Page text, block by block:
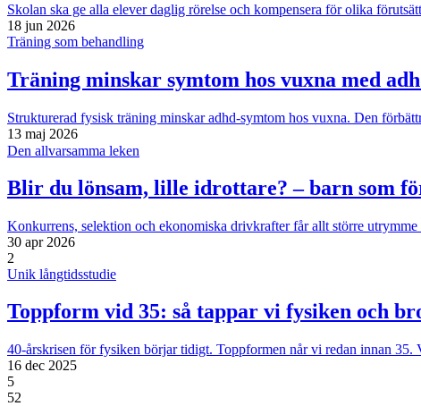
Skolan ska ge alla elever daglig rörelse och kompensera för olika
18 jun 2026
Träning som behandling
Träning minskar symtom hos vuxna med
Strukturerad fysisk träning minskar adhd-symtom hos vuxna. Den
13 maj 2026
Den allvarsamma leken
Blir du lönsam, lille idrottare? – barn som
Konkurrens, selektion och ekonomiska drivkrafter får allt större
30 apr 2026
2
Unik långtidsstudie
Toppform vid 35: så tappar vi fysiken och
40-årskrisen för fysiken börjar tidigt. Toppformen når vi redan innan
16 dec 2025
5
52